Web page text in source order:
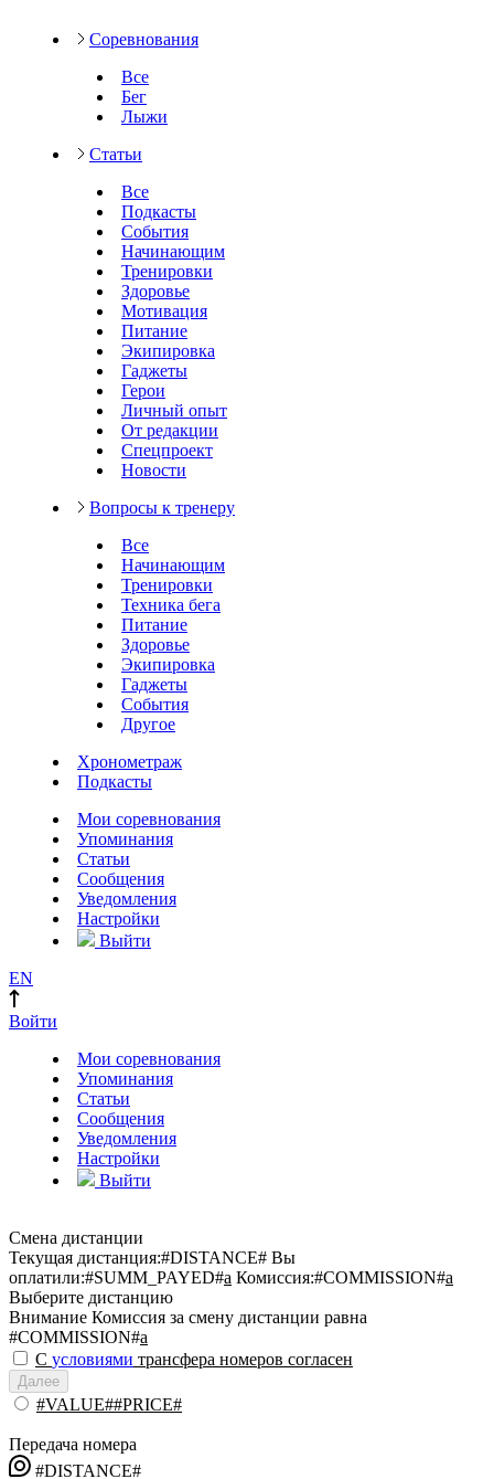
Соревнования
Все
Бег
Лыжи
Статьи
Все
Подкасты
События
Начинающим
Тренировки
Здоровье
Мотивация
Питание
Экипировка
Гаджеты
Герои
Личный опыт
От редакции
Спецпроект
Новости
Вопросы к тренеру
Все
Начинающим
Тренировки
Техника бега
Питание
Здоровье
Экипировка
Гаджеты
События
Другое
Хронометраж
Подкасты
Мои соревнования
Упоминания
Статьи
Сообщения
Уведомления
Настройки
Выйти
EN
Войти
Мои соревнования
Упоминания
Статьи
Сообщения
Уведомления
Настройки
Выйти
Смена дистанции
Текущая дистанция:#DISTANCE# Вы
оплатили:#SUMM_PAYED#a Комиссия:#COMMISSION#a
Выберите дистанцию
Внимание Комиссия за смену дистанции равна
#COMMISSION#a
С условиями трансфера номеров согласен
Далее
#VALUE##PRICE#
Передача номера
#DISTANCE#